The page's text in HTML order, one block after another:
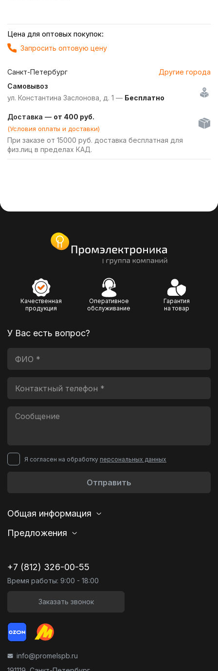
Цена для оптовых покупок:
Запросить оптовую цену
Санкт-Петербург
Другие города
Самовывоз
ул. Константина Заслонова, д. 1 — Бесплатно
Доставка — от 400 руб.
(Условия оплаты и доставки)
При заказе от 15000 руб. доставка бесплатная для
физ.лиц в пределах КАД.
Качественная
продукция
Оперативное
обслуживание
Гарантия
на товар
У Вас есть вопрос?
Я согласен на обработку персональных данных
Отправить
Общая информация
Предложения
+7 (812) 326-00-55
Время работы: 9:00 - 18:00
Заказать звонок
info@promelspb.ru